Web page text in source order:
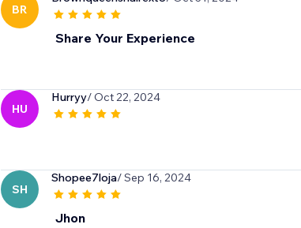
BR
Share Your Experience
HU
Hurryy/ Oct 22, 2024
SH
Shopee7loja/ Sep 16, 2024
Jhon